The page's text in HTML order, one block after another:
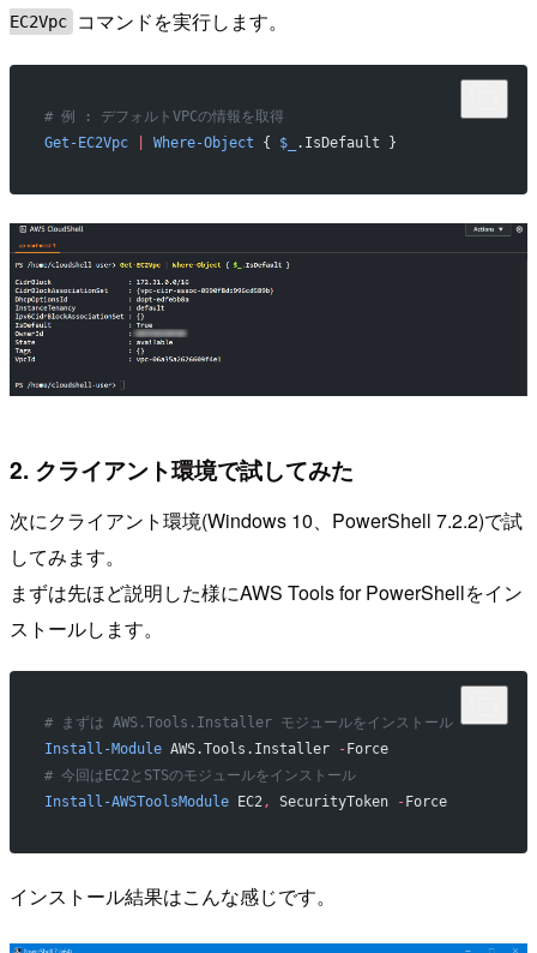
EC2Vpc
コマンドを実行します。
# 例 : デフォルトVPCの情報を取得
Get-EC2Vpc | Where-Object { $_ .IsDefault }
2. クライアント環境で試してみた
次にクライアント環境(Windows 10、PowerShell 7.2.2)で試
してみます。
まずは先ほど説明した様にAWS Tools for PowerShellをイン
ストールします。
# まずは AWS.Tools.Installer モジュールをインストール
Install-Module AWS.Tools.Installer - Force
# 今回はEC2とSTSのモジュールをインストール
Install-AWSToolsModule EC2, SecurityToken - Force
インストール結果はこんな感じです。